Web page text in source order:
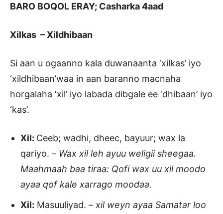
BARO BOQOL ERAY; Casharka 4aad
Xilkas – Xildhibaan
Si aan u ogaanno kala duwanaanta ‘xilkas’ iyo
‘xildhibaan’waa in aan baranno macnaha
horgalaha ‘xil’ iyo labada dibgale ee ‘dhibaan’ iyo
‘kas’.
Xil: Ceeb; wadhi, dheec, bayuur; wax la
qariyo. – Wax xil leh ayuu weligii sheegaa.
Maahmaah baa tiraa: Qofi wax uu xil moodo
ayaa qof kale xarrago moodaa.
Xil: Masuuliyad. – xil weyn ayaa Samatar loo